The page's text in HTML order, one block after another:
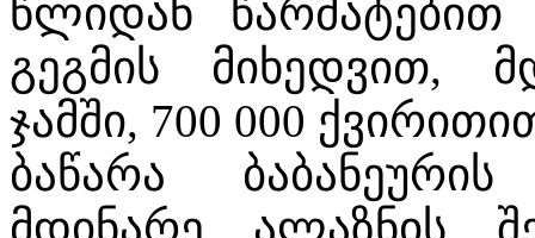
წლიდან
გეგმის მიხედვით,
ჯამში, 700 000
ბაწარა
მდინარე ალაზნის